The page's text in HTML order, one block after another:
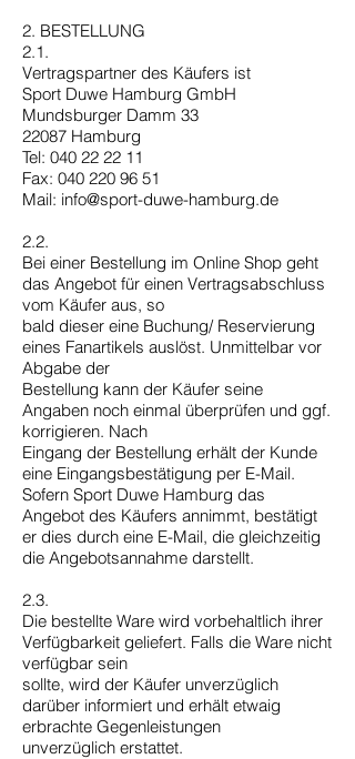
2. BESTELLUNG
2.1.
Vertragspartner des Käufers ist
Sport Duwe Hamburg GmbH
Mundsburger Damm 33
22087 Hamburg
Tel: 040 22 22 11
Fax: 040 220 96 51
Mail: info@sport-duwe-hamburg.de
2.2.
Bei einer Bestellung im Online Shop geht
das Angebot für einen Vertragsabschluss
vom Käufer aus, so
bald dieser eine Buchung/ Reservierung
eines Fanartikels auslöst. Unmittelbar vor
Abgabe der
Bestellung kann der Käufer seine
Angaben noch einmal überprüfen und ggf.
korrigieren. Nach
Eingang der Bestellung erhält der Kunde
eine Eingangsbestätigung per E-Mail.
Sofern Sport Duwe Hamburg das
Angebot des Käufers annimmt, bestätigt
er dies durch eine E-Mail, die gleichzeitig
die Angebotsannahme darstellt.
2.3.
Die bestellte Ware wird vorbehaltlich ihrer
Verfügbarkeit geliefert. Falls die Ware nicht
verfügbar sein
sollte, wird der Käufer unverzüglich
darüber informiert und erhält etwaig
erbrachte Gegenleistungen
unverzüglich erstattet.